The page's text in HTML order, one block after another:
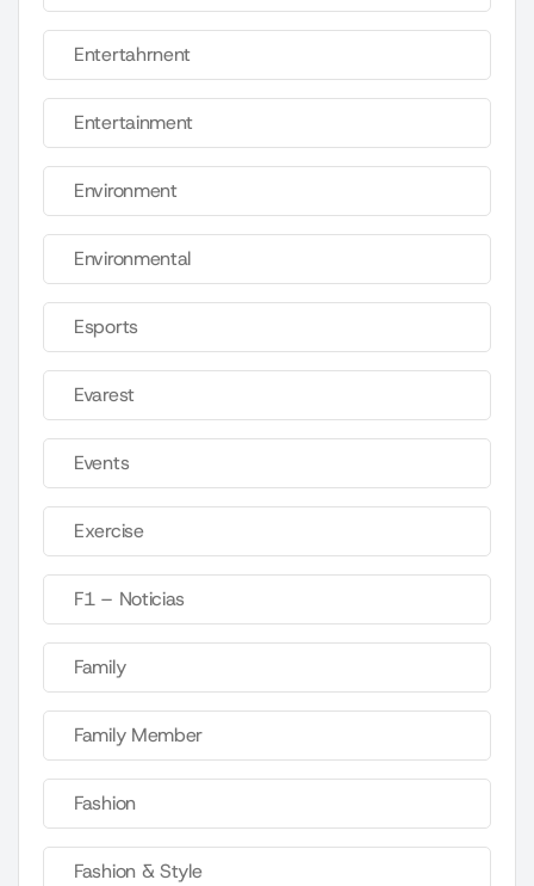
Entertahrnent
Entertainment
Environment
Environmental
Esports
Evarest
Events
Exercise
F1 – Noticias
Family
Family Member
Fashion
Fashion & Style